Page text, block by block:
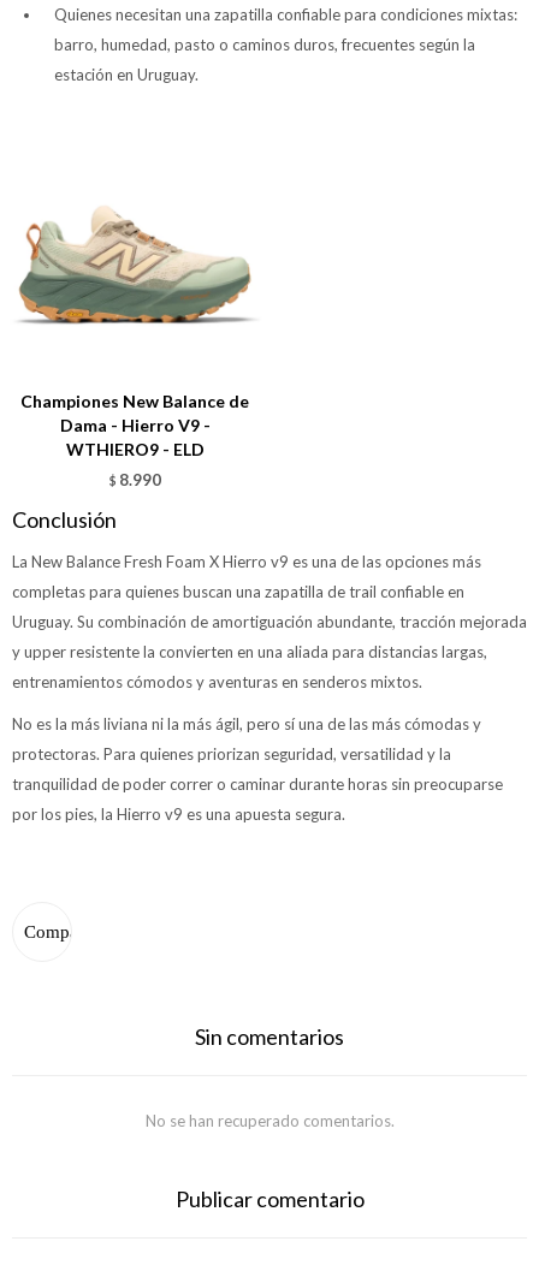
Quienes necesitan una zapatilla confiable para condiciones mixtas:
barro, humedad, pasto o caminos duros, frecuentes según la
estación en Uruguay.
Championes New Balance de
Dama - Hierro V9 -
WTHIERO9 - ELD
$ 8.990
Conclusión
La New Balance Fresh Foam X Hierro v9 es una de las opciones más
completas para quienes buscan una zapatilla de trail confiable en
Uruguay. Su combinación de amortiguación abundante, tracción mejorada
y upper resistente la convierten en una aliada para distancias largas,
entrenamientos cómodos y aventuras en senderos mixtos.
No es la más liviana ni la más ágil, pero sí una de las más cómodas y
protectoras. Para quienes priorizan seguridad, versatilidad y la
tranquilidad de poder correr o caminar durante horas sin preocuparse
por los pies, la Hierro v9 es una apuesta segura.
Sin comentarios
No se han recuperado comentarios.
Publicar comentario